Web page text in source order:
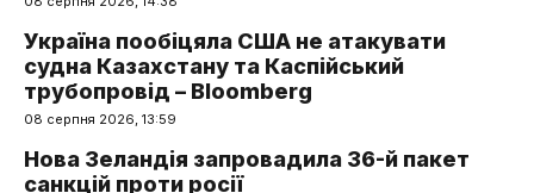
Україна пообіцяла США не атакувати
судна Казахстану та Каспійський
трубопровід – Bloomberg
08 серпня 2026, 13:59
Нова Зеландія запровадила 36-й пакет
санкцій проти росії